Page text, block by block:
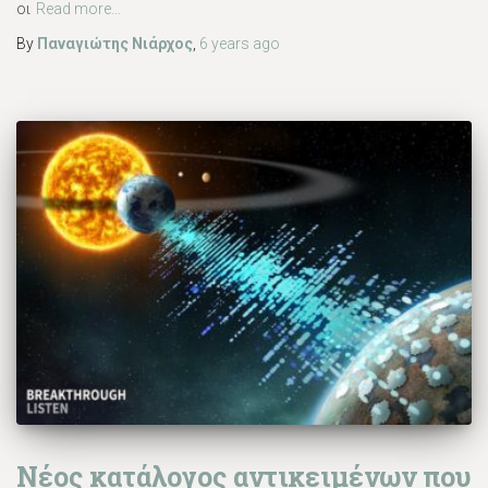
οι Read more…
By Παναγιώτης Νιάρχος 6 years ago
Νέος κατάλογος αντικειμένων που